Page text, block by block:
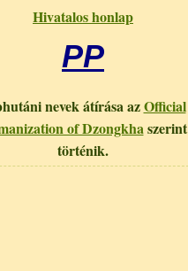
Hivatalos honlap
PP
nevek átírása azOfficial
of Dzongkhaszerint
történik.